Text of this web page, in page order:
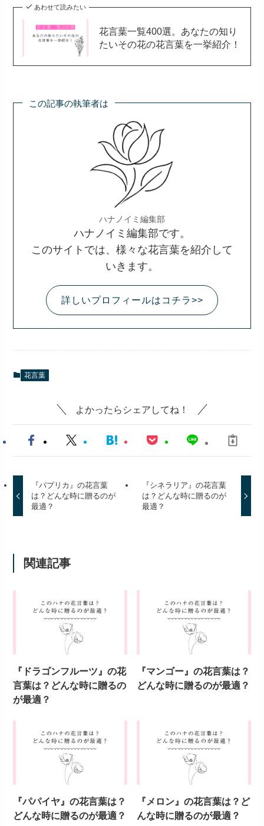
あわせて読みたい
花言葉一覧400選。あなたの知り
たいその花の花言葉を一挙紹介！
この記事の執筆者は
ハナノイミ編集部
ハナノイミ編集部です。
このサイトでは、様々な花言葉を紹介して
いきます。
詳しいプロフィールはコチラ>>
花言葉
よかったらシェアしてね！
『パプリカ』の花言葉
は？どんな時に贈るのが
最適？
『シネラリア』の花言葉
は？どんな時に贈るのが
最適？
関連記事
『ドラゴンフルーツ』の花
言葉は？どんな時に贈るの
が最適？
『マンゴー』の花言葉は？
どんな時に贈るのが最適？
『パパイヤ』の花言葉は？
どんな時に贈るのが最適？
『メロン』の花言葉は？ど
んな時に贈るのが最適？